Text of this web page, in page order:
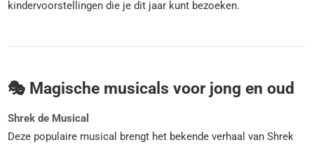
kindervoorstellingen die je dit jaar kunt bezoeken.
🎭 Magische musicals voor jong en oud
Shrek de Musical
Deze populaire musical brengt het bekende verhaal van Shrek